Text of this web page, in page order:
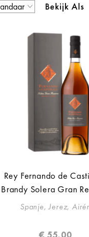
Bekijk Als
Rey Fernando de
Brandy Solera Gran
Spanje, Jerez,